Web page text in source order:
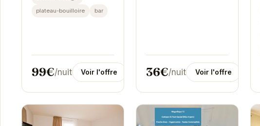
plateau-bouilloire
bar
99€/nuit Voir l'offre 36€/nuit Voir l'offre